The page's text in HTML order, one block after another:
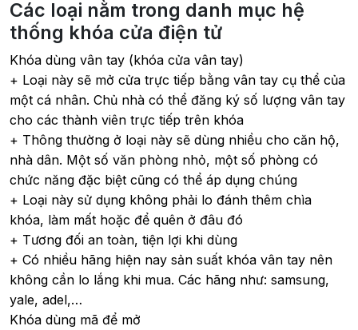
Các loại nằm trong danh mục hệ
thống khóa cửa điện tử
Khóa dùng vân tay (khóa cửa vân tay)
+ Loại này sẽ mở cửa trực tiếp bằng vân tay cụ thể của
một cá nhân. Chủ nhà có thể đăng ký số lượng vân tay
cho các thành viên trực tiếp trên khóa
+ Thông thường ở loại này sẽ dùng nhiều cho căn hộ,
nhà dân. Một số văn phòng nhỏ, một số phòng có
chức năng đặc biệt cũng có thể áp dụng chúng
+ Loại này sử dụng không phải lo đánh thêm chìa
khóa, làm mất hoặc để quên ở đâu đó
+ Tương đối an toàn, tiện lợi khi dùng
+ Có nhiều hãng hiện nay sản suất khóa vân tay nên
không cần lo lắng khi mua. Các hãng như: samsung,
yale, adel,…
Khóa dùng mã để mở